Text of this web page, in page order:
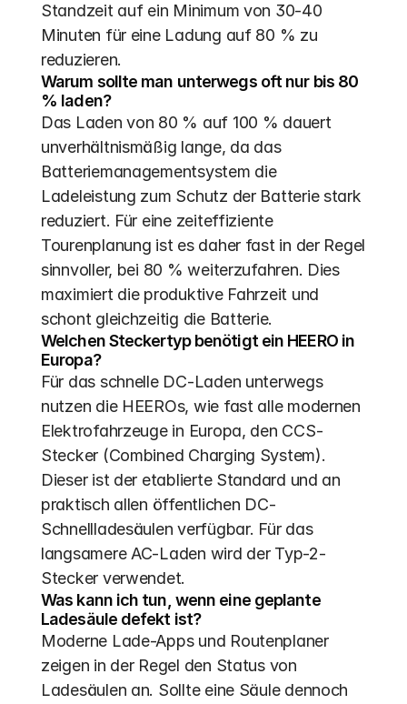
Standzeit auf ein Minimum von 30-40
Minuten für eine Ladung auf 80 % zu
reduzieren.
Warum sollte man unterwegs oft nur bis 80
% laden?
Das Laden von 80 % auf 100 % dauert
unverhältnismäßig lange, da das
Batteriemanagementsystem die
Ladeleistung zum Schutz der Batterie stark
reduziert. Für eine zeiteffiziente
Tourenplanung ist es daher fast in der Regel
sinnvoller, bei 80 % weiterzufahren. Dies
maximiert die produktive Fahrzeit und
schont gleichzeitig die Batterie.
Welchen Steckertyp benötigt ein HEERO in
Europa?
Für das schnelle DC-Laden unterwegs
nutzen die HEEROs, wie fast alle modernen
Elektrofahrzeuge in Europa, den CCS-
Stecker (Combined Charging System).
Dieser ist der etablierte Standard und an
praktisch allen öffentlichen DC-
Schnellladesäulen verfügbar. Für das
langsamere AC-Laden wird der Typ-2-
Stecker verwendet.
Was kann ich tun, wenn eine geplante
Ladesäule defekt ist?
Moderne Lade-Apps und Routenplaner
zeigen in der Regel den Status von
Ladesäulen an. Sollte eine Säule dennoch